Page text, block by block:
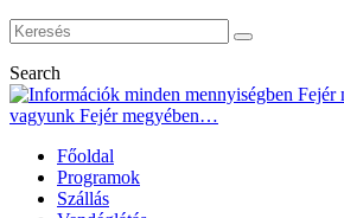
Search
Főoldal
Programok
Szállás